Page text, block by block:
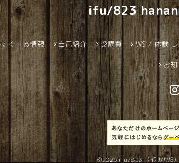
ifu/823
すくーる情報 自己紹介 受講費 WS / 体験
お
©2026ifu/823 （ｲﾌｳ/ﾊﾂﾐ）